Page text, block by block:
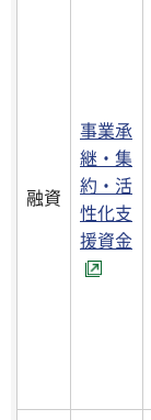
融資
事業承
継・集
約・活
性化支
援資金